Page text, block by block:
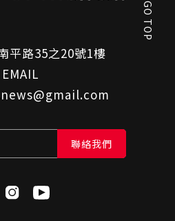
平路35之20號1樓
EMAIL
聯絡我們
GO TOP